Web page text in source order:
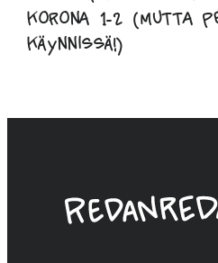
korona 1-2 (mutta
käynnissä!)
Linda
Saukko-